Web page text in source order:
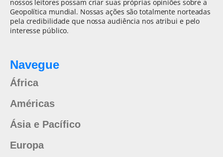
nossos leitores possam criar suas próprias opiniões sobre a
Geopolítica mundial. Nossas ações são totalmente norteadas
pela credibilidade que nossa audiência nos atribui e pelo
interesse público.
Navegue
África
Américas
Ásia e Pacífico
Europa